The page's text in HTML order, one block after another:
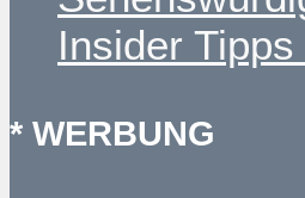
Insider
* WERBUNG